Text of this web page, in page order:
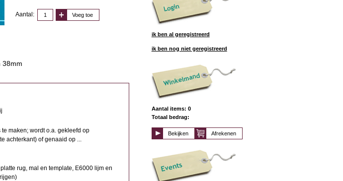
Aantal: Voeg toe
38mm
maken; wordt o.a. gekleefd op
achterkant) of genaaid op ...
rug, mal en template, E6000 lijm en
ik ben al geregistreerd
ik ben nog niet geregistreerd
Aantal items: 0
Totaal bedrag:
Afrekenen
Bekijken